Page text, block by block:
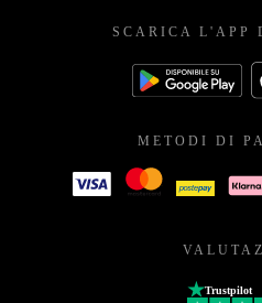
SCARICA L'APP
METODI DI
Trustpilot